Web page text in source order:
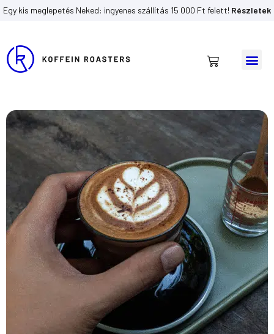
content
Egy kis meglepetés Neked: ingyenes szállítás 15 000 Ft felett! Részletek
Kosár